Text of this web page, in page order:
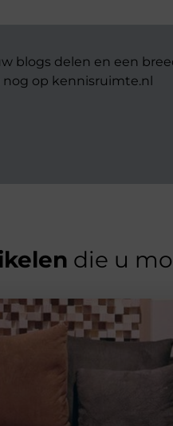
blogs delen en een
nog op kennisruimte.nl
die u